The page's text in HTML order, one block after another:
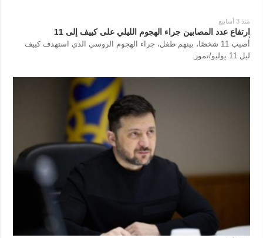
منذ 3 أسابيع
ارتفاع عدد المصابين جراء الهجوم الليلي على كييف إلى 11
أُصيب 11 شخصًا، بينهم طفل، جراء الهجوم الروسي الذي استهدف كييف
ليل 11 يوليو/تموز.